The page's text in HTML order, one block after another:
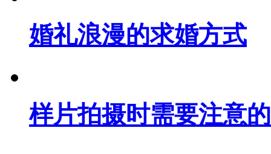
婚礼浪漫的求婚方式
样片拍摄时需要注意